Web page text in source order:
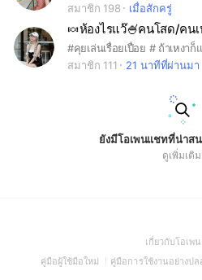
สมาชิก 198
เมื่อสักครู่
#คุยเล่นเรื่อยเปื่อย # ถ้าเหงา
สมาชิก 111
21 นาทีที่ผ่านมา
ยังมีโอเพนแชทที่น่าส
ดูเพิ่มเติม
เกี่ยวกับโอเพ
คู่มือผู้ใช้มือใหม่
(Open
คู่มือการใช้งานอย่างป